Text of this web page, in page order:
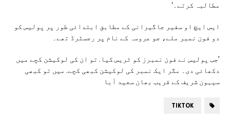
مطالبہ کرتے۔‘
ایس ایچ او سفیر جاگیرانی کے مطابق ابتدائی طور پر پولیس کو
دو فون نمبر ملے، جو عروسہ کے نام پر رجسٹرڈ تھے۔
’جب پولیس نے فون نمبرز کو ٹریس کیا. تو ان کی لوکیشن کچے میں
دکھائی دی۔ مگر ایک نمبر کی لوکیشن کبھی کچے. میں تو کبھی
سیہون شریف کے قریب بھان سعید آبا
TIKTOK